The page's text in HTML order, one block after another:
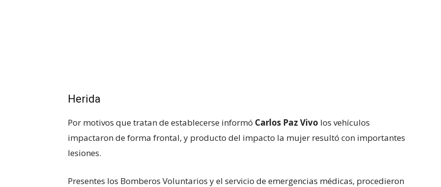
Herida
Por motivos que tratan de establecerse informó Carlos Paz Vivo los vehículos
impactaron de forma frontal, y producto del impacto la mujer resultó con importantes
lesiones.
Presentes los Bomberos Voluntarios y el servicio de emergencias médicas, procedieron